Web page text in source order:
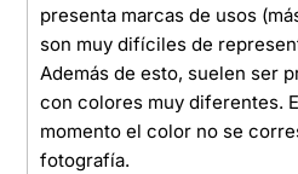
presenta marcas de usos
son muy difíciles de
Además de esto, suelen ser
con colores muy diferentes.
momento el color no se
fotografía.